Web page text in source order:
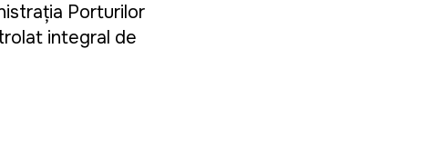
Porturilor
integral de